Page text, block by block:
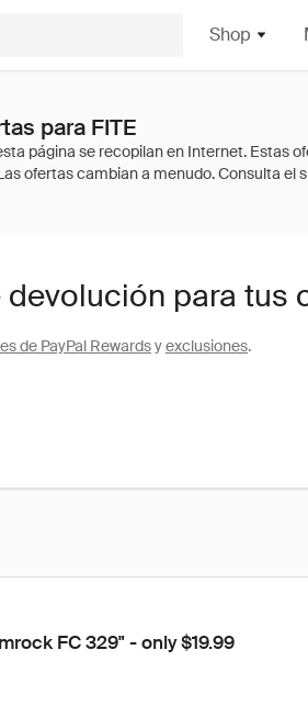
Shop
para FITE
devolución para tus
de PayPal Rewardsyexclusiones.
FC 329" - only $19.99